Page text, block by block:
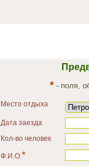
* - поля,
Место отдыха
Дата заезда
Кол-во человек
Ф.И.О.*